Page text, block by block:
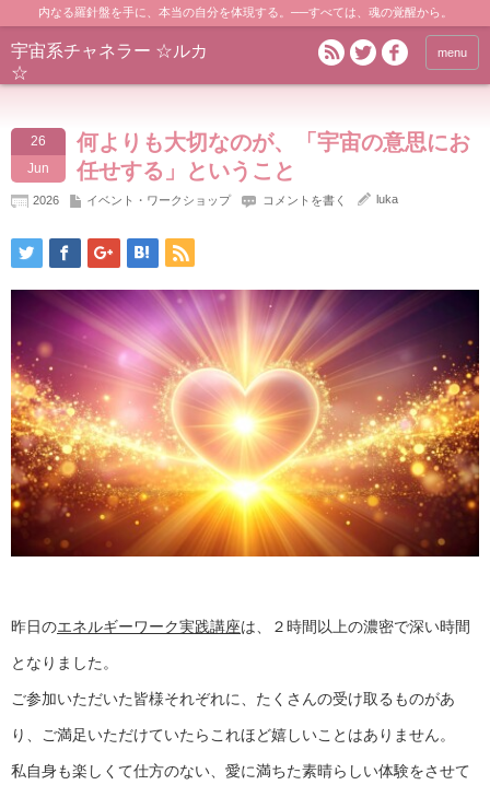
内なる羅針盤を手に、本当の自分を体現する。──すべては、魂の覚醒から。
宇宙系チャネラー ☆ルカ
☆
menu
26
Jun
何よりも大切なのが、「宇宙の意思にお
任せする」ということ
2026 イベント・ワークショップ コメントを書く luka
昨日のエネルギーワーク実践講座は、２時間以上の濃密で深い時間
となりました。
ご参加いただいた皆様それぞれに、たくさんの受け取るものがあ
り、ご満足いただけていたらこれほど嬉しいことはありません。
私自身も楽しくて仕方のない、愛に満ちた素晴らしい体験をさせて